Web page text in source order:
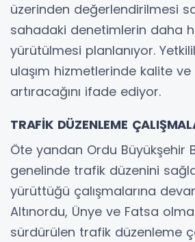
üzerinden değerlendirilmesi
sahadaki denetimlerin daha
yürütülmesi planlanıyor.
ulaşım hizmetlerinde kalite
artıracağını ifade ediyor.
TRAFİK DÜZENLEME
Öte yandan Ordu Büyükşehir
genelinde trafik düzenini
yürüttüğü çalışmalarına
Altınordu, Ünye ve Fatsa
sürdürülen trafik düzenleme